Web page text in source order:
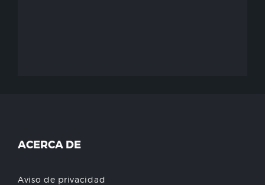
ACERCA DE
Aviso de privacidad